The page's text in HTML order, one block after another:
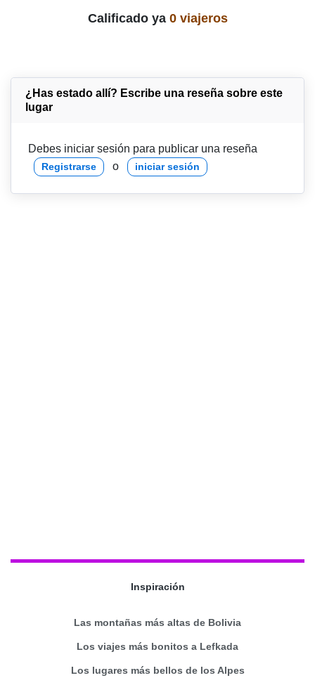
Calificado ya 0 viajeros
¿Has estado allí? Escribe una reseña sobre este
lugar
Debes iniciar sesión para publicar una reseña
Registrarse o iniciar sesión
Inspiración
Las montañas más altas de Bolivia
Los viajes más bonitos a Lefkada
Los lugares más bellos de los Alpes